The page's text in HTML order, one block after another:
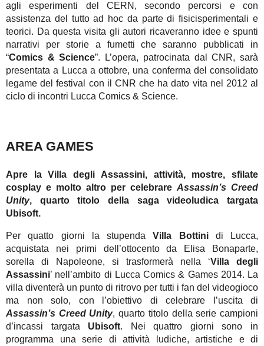
agli esperimenti del CERN, secondo percorsi e con
assistenza del tutto ad hoc da parte di fisicisperimentali e
teorici. Da questa visita gli autori ricaveranno idee e spunti
narrativi per storie a fumetti che saranno pubblicati in
“Comics & Science”. L’opera, patrocinata dal CNR, sarà
presentata a Lucca a ottobre, una conferma del consolidato
legame del festival con il CNR che ha dato vita nel 2012 al
ciclo di incontri Lucca Comics & Science.
AREA GAMES
Apre la Villa degli Assassini, attività, mostre, sfilate
cosplay e molto altro per celebrare Assassin’s Creed
Unity, quarto titolo della saga videoludica targata
Ubisoft.
Per quatto giorni la stupendaVilla Bottinidi Lucca,
acquistata nei primi dell’ottocento da Elisa Bonaparte,
sorella di Napoleone, si trasformerà nella ‘Villa degli
Assassini’ nell’ambito di Lucca Comics & Games 2014. La
villa diventerà un punto di ritrovo per tutti i fan del videogioco
ma non solo, con l’obiettivo di celebrare l’uscita di
Assassin’s Creed Unity, quarto titolo della serie campioni
d’incassi targata Ubisoft. Nei quattro giorni sono in
programma una serie di attività ludiche, artistiche e di